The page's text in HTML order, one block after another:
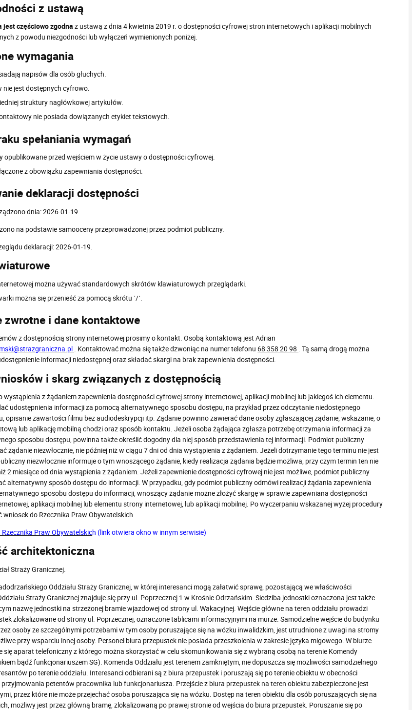
z ustawą
częściowo zgodna z ustawą z dnia 4 kwietnia 2019 r. o dostępności cyfrowej stron internetowych i aplikacji mobilnych
z powodu niezgodności lub wyłączeń wymienionych poniżej.
wymagania
napisów dla osób głuchych.
nie jest dostępnych cyfrowo.
struktury nagłówkowej artykułów.
nie posiada dowiązanych etykiet tekstowych.
spełaniania wymagań
opublikowane przed wejściem w życie ustawy o dostępności cyfrowej.
z obowiązku zapewniania dostępności.
deklaracji dostępności
dnia: 2026-01-19.
na podstawie samooceny przeprowadzonej przez podmiot publiczny.
deklaracji: 2026-01-19.
można używać standardowych skrótów klawiaturowych przeglądarki.
można się przenieść za pomocą skrótu `/`.
zwrotne i dane kontaktowe
z dostępnością strony internetowej prosimy o kontakt. Osobą kontaktową jest Adrian
. Kontaktować można się także dzwoniąc na numer telefonu 68 358 20 98 . Tą samą drogą można
informacji niedostępnej oraz składać skargi na brak zapewnienia dostępności.
i skarg związanych z dostępnością
wystąpienia z żądaniem zapewnienia dostępności cyfrowej strony internetowej, aplikacji mobilnej lub jakiegoś ich elementu.
udostępnienia informacji za pomocą alternatywnego sposobu dostępu, na przykład przez odczytanie niedostępnego
opisanie zawartości filmu bez audiodeskrypcji itp. Żądanie powinno zawierać dane osoby zgłaszającej żądanie, wskazanie, o
lub aplikację mobilną chodzi oraz sposób kontaktu. Jeżeli osoba żądająca zgłasza potrzebę otrzymania informacji za
sposobu dostępu, powinna także określić dogodny dla niej sposób przedstawienia tej informacji. Podmiot publiczny
żądanie niezwłocznie, nie później niż w ciągu 7 dni od dnia wystąpienia z żądaniem. Jeżeli dotrzymanie tego terminu nie jest
niezwłocznie informuje o tym wnoszącego żądanie, kiedy realizacja żądania będzie możliwa, przy czym termin ten nie
2 miesiące od dnia wystąpienia z żądaniem. Jeżeli zapewnienie dostępności cyfrowej nie jest możliwe, podmiot publiczny
alternatywny sposób dostępu do informacji. W przypadku, gdy podmiot publiczny odmówi realizacji żądania zapewnienia
sposobu dostępu do informacji, wnoszący żądanie możne złożyć skargę w sprawie zapewniana dostępności
aplikacji mobilnej lub elementu strony internetowej, lub aplikacji mobilnej. Po wyczerpaniu wskazanej wyżej procedury
wniosek do Rzecznika Praw Obywatelskich.
Praw Obywatelskich (link otwiera okno w innym serwisie)
architektoniczna
Straży Granicznej.
Oddziału Straży Granicznej, w której interesanci mogą załatwić sprawę, pozostającą we właściwości
Straży Granicznej znajduje się przy ul. Poprzecznej 1 w Krośnie Odrzańskim. Siedziba jednostki oznaczona jest także
nazwę jednostki na strzeżonej bramie wjazdowej od strony ul. Wakacyjnej. Wejście główne na teren oddziału prowadzi
zlokalizowane od strony ul. Poprzecznej, oznaczone tablicami informacyjnymi na murze. Samodzielne wejście do budynku
osoby ze szczególnymi potrzebami w tym osoby poruszające się na wózku inwalidzkim, jest utrudnione z uwagi na stromy
przy wsparciu innej osoby. Personel biura przepustek nie posiada przeszkolenia w zakresie języka migowego. W biurze
się aparat telefoniczny z którego można skorzystać w celu skomunikowania się z wybraną osobą na terenie Komendy
bądź funkcjonariuszem SG). Komenda Oddziału jest terenem zamkniętym, nie dopuszcza się możliwości samodzielnego
po terenie oddziału. Interesanci odbierani są z biura przepustek i poruszają się po terenie obiektu w obecności
petentów pracownika lub funkcjonariusza. Przejście z biura przepustek na teren obiektu zabezpieczone jest
przez które nie może przejechać osoba poruszająca się na wózku. Dostęp na teren obiektu dla osób poruszających się na
możliwy jest przez główną bramę, zlokalizowaną po prawej stronie od wejścia do biura przepustek. Poruszanie się po